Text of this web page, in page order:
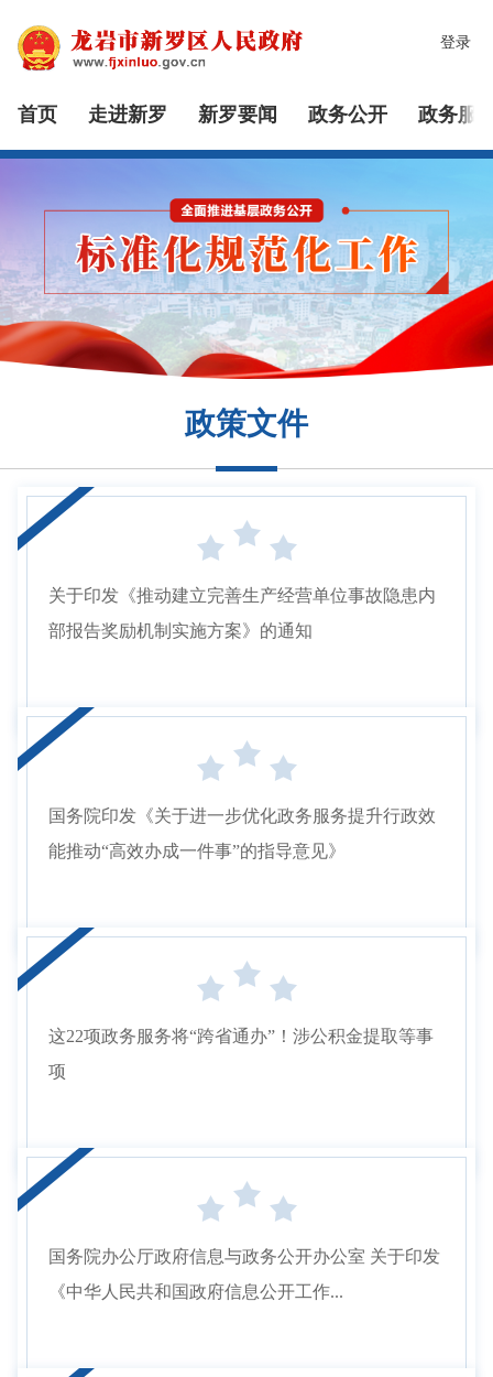
登录
首页 走进新罗 新罗要闻 政务公开 政务服
政策文件
关于印发《推动建立完善生产经营单位事故隐患内
部报告奖励机制实施方案》的通知
国务院印发《关于进一步优化政务服务提升行政效
能推动“高效办成一件事”的指导意见》
这22项政务服务将“跨省通办”！涉公积金提取等事
项
国务院办公厅政府信息与政务公开办公室 关于印发
《中华人民共和国政府信息公开工作...